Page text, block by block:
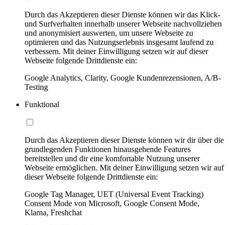
Durch das Akzeptieren dieser Dienste können wir das Klick-
und Surfverhalten innerhalb unserer Webseite nachvollziehen
und anonymisiert auswerten, um unsere Webseite zu
optimieren und das Nutzungserlebnis insgesamt laufend zu
verbessern. Mit deiner Einwilligung setzen wir auf dieser
Webseite folgende Drittdienste ein:
Google Analytics, Clarity, Google Kundenrezensionen, A/B-
Testing
Funktional
Durch das Akzeptieren dieser Dienste können wir dir über die
grundlegenden Funktionen hinausgehende Features
bereitstellen und dir eine komfortable Nutzung unserer
Webseite ermöglichen. Mit deiner Einwilligung setzen wir auf
dieser Webseite folgende Drittdienste ein:
Google Tag Manager, UET (Universal Event Tracking)
Consent Mode von Microsoft, Google Consent Mode,
Klarna, Freshchat